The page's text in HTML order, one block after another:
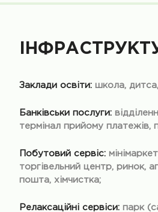
Заклади освіти: школа,
Банківськи послуги:
термінал прийому платежів,
Побутовий сервіс:
торгівельний центр, ринок,
пошта, хімчистка;
Релаксаційні сервіси: парк